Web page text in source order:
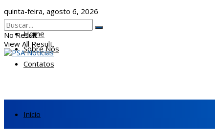
quinta-feira, agosto 6, 2026
Home
Sobre Nós
Contatos
No Result
View All Result
Início